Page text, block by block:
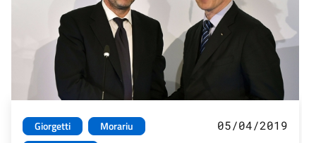
Giorgetti
Morariu
05/04/2019